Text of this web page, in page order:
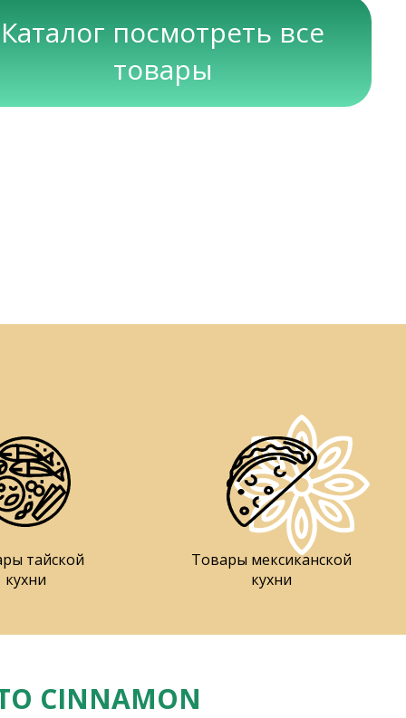
Каталог посмотреть все
товары
тайской
кухни
Товары мексиканской
кухни
CINNAMON